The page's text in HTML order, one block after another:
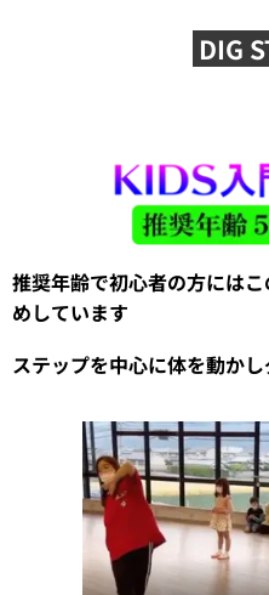
DIG
推奨年齢で初心者の方には
めしています
ステップを中心に体を動か